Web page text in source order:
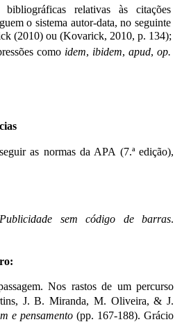
bibliográficas relativas às citações
o sistema autor-data, no seguinte
(2010) ou (Kovarick, 2010, p. 134);
como idem, ibidem, apud, op.
as normas da APA (7.ª edição),
Publicidade sem código de barras.
Nos rastos de um percurso
J. B. Miranda, M. Oliveira, & J.
e pensamento (pp. 167-188). Grácio